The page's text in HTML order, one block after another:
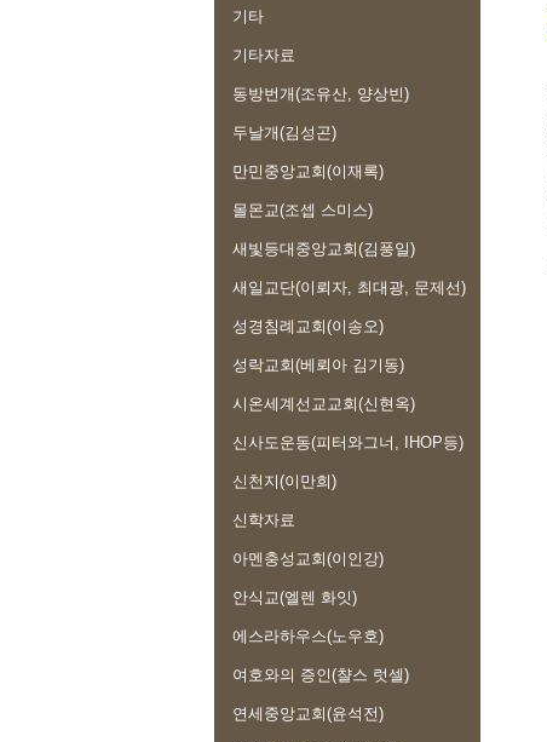
기타
기타자료
동방번개(조유산, 양상빈)
두날개(김성곤)
만민중앙교회(이재록)
몰몬교(조셉 스미스)
새빛등대중앙교회(김풍일)
새일교단(이뢰자, 최대광, 문제선)
성경침례교회(이송오)
성락교회(베뢰아 김기동)
시온세계선교교회(신현옥)
신사도운동(피터와그너, IHOP등)
신천지(이만희)
신학자료
아멘충성교회(이인강)
안식교(엘렌 화잇)
에스라하우스(노우호)
여호와의 증인(챨스 럿셀)
연세중앙교회(윤석전)